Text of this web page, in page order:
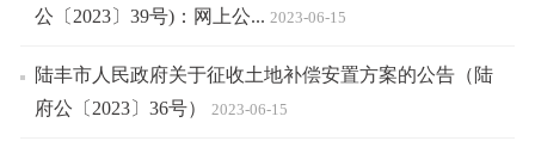
公〔2023〕39号)：网上公... 2023-06-15
陆丰市人民政府关于征收土地补偿安置方案的公告（陆
府公〔2023〕36号）
2023-06-15